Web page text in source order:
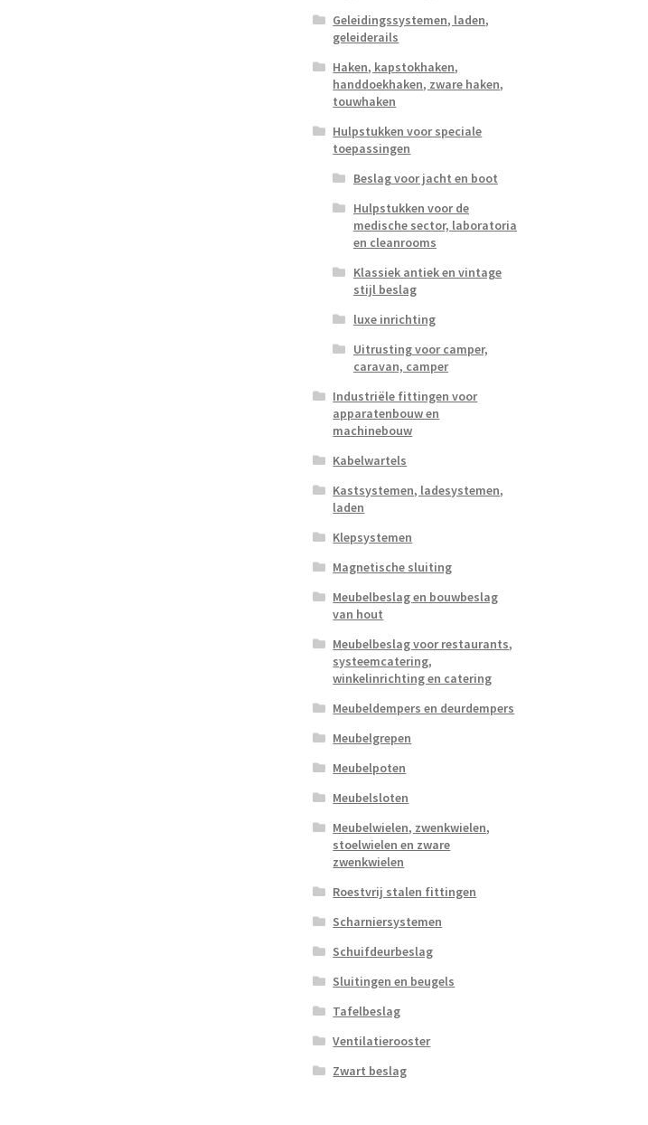
Geleidingssystemen, laden,
geleiderails
Haken, kapstokhaken,
handdoekhaken, zware haken,
touwhaken
Hulpstukken voor speciale
toepassingen
Beslag voor jacht en boot
Hulpstukken voor de
medische sector, laboratoria
en cleanrooms
Klassiek antiek en vintage
stijl beslag
luxe inrichting
Uitrusting voor camper,
caravan, camper
Industriële fittingen voor
apparatenbouw en
machinebouw
Kabelwartels
Kastsystemen, ladesystemen,
laden
Klepsystemen
Magnetische sluiting
Meubelbeslag en bouwbeslag
van hout
Meubelbeslag voor restaurants,
systeemcatering,
winkelinrichting en catering
Meubeldempers en deurdempers
Meubelgrepen
Meubelpoten
Meubelsloten
Meubelwielen, zwenkwielen,
stoelwielen en zware
zwenkwielen
Roestvrij stalen fittingen
Scharniersystemen
Schuifdeurbeslag
Sluitingen en beugels
Tafelbeslag
Ventilatierooster
Zwart beslag